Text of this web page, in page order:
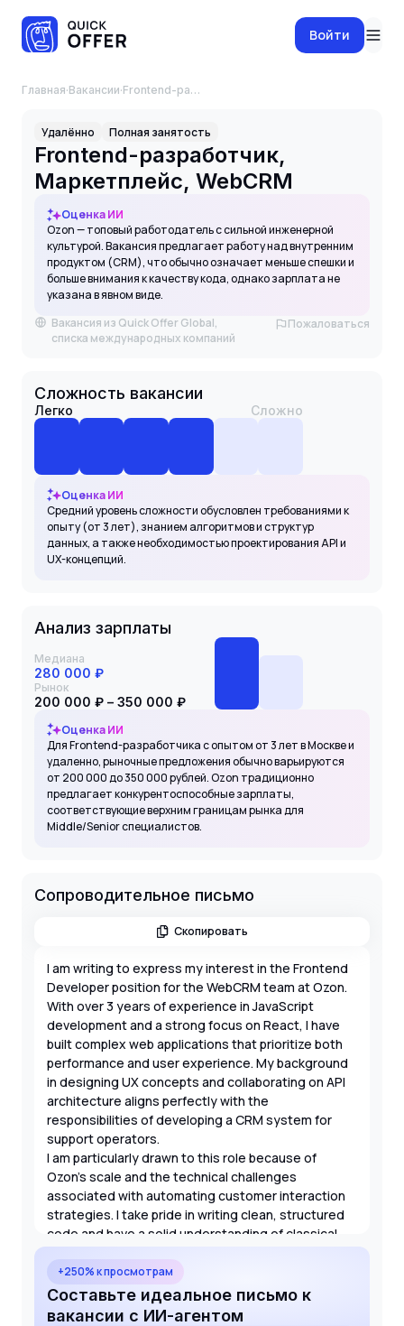
Войти
Главная·Вакансии· Frontend-разработчик, Маркетплейс, WebCRM
Удалённо Полная занятость
Frontend-разработчик,
Маркетплейс, WebCRM
Оценка ИИ
Ozon — топовый работодатель с сильной инженерной
культурой. Вакансия предлагает работу над внутренним
продуктом (CRM), что обычно означает меньше спешки и
больше внимания к качеству кода, однако зарплата не
указана в явном виде.
Вакансия из Quick Offer Global,
списка международных компаний
Пожаловаться
Сложность вакансии
Легко Сложно
Оценка ИИ
Средний уровень сложности обусловлен требованиями к
опыту (от 3 лет), знанием алгоритмов и структур
данных, а также необходимостью проектирования API и
UX-концепций.
Анализ зарплаты
Медиана
280 000 ₽
Рынок
200 000 ₽ – 350 000 ₽
Оценка ИИ
Для Frontend-разработчика с опытом от 3 лет в Москве и
удаленно, рыночные предложения обычно варьируются
от 200 000 до 350 000 рублей. Ozon традиционно
предлагает конкурентоспособные зарплаты,
соответствующие верхним границам рынка для
Middle/Senior специалистов.
Сопроводительное письмо
Скопировать
I am writing to express my interest in the Frontend
Developer position for the WebCRM team at Ozon.
With over 3 years of experience in JavaScript
development and a strong focus on React, I have
built complex web applications that prioritize both
performance and user experience. My background
in designing UX concepts and collaborating on API
architecture aligns perfectly with the
responsibilities of developing a CRM system for
support operators.
I am particularly drawn to this role because of
Ozon's scale and the technical challenges
associated with automating customer interaction
strategies. I take pride in writing clean, structured
code and have a solid understanding of classical
algorithms and data structures. I am eager to bring
my expertise in TypeScript and React to your team
to help optimize the existing codebase and
develop new features for the WebCRM platform.
+250% к просмотрам
Составьте идеальное письмо к
вакансии с ИИ-агентом